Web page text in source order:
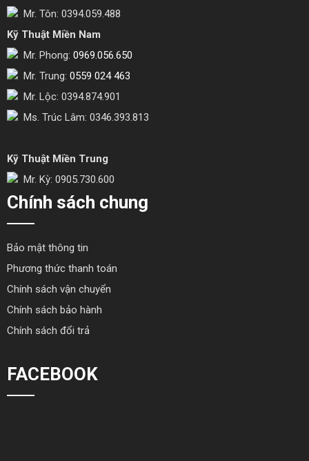
Mr. Tôn: 0394.059.488
Kỹ Thuật Miền Nam
Mr. Phong: 0969.056.650
Mr. Trung: 0559 024 463
Mr. Lộc: 0394.874.901
Ms. Trúc Lâm: 0346.393.813
Kỹ Thuật Miền Trung
Mr. Kỳ: 0905.730.600
Chính sách chung
Bảo mật thông tin
Phương thức thanh toán
Chính sách vận chuyển
Chính sách bảo hành
Chính sách đổi trả
FACEBOOK